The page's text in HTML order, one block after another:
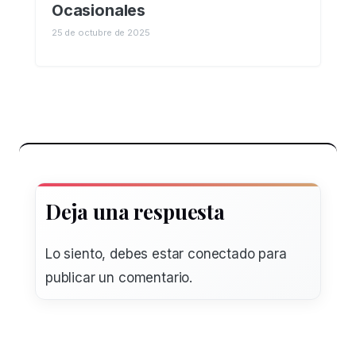
Ocasionales
25 de octubre de 2025
Deja una respuesta
Lo siento, debes estar conectadopara
publicar un comentario.